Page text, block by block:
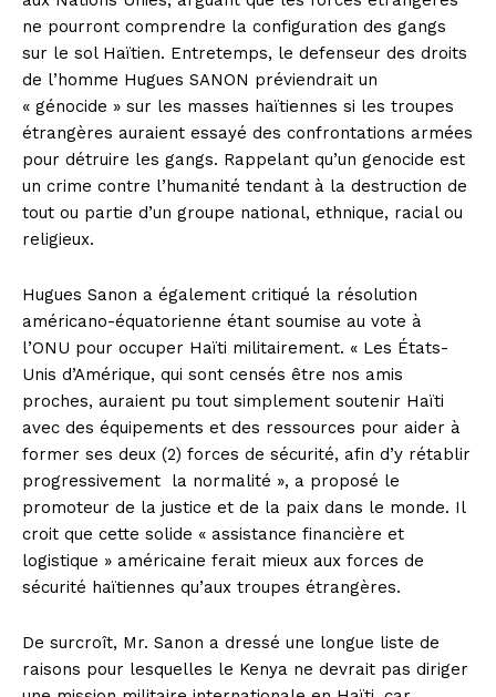
ne pourront comprendre la configuration des gangs
sur le sol Haïtien. Entretemps, le defenseur des droits
de l’homme Hugues SANON préviendrait un
« génocide » sur les masses haïtiennes si les troupes
étrangères auraient essayé des confrontations armées
pour détruire les gangs. Rappelant qu’un genocide est
un crime contre l’humanité tendant à la destruction de
tout ou partie d’un groupe national, ethnique, racial ou
religieux.
Hugues Sanon a également critiqué la résolution
américano-équatorienne étant soumise au vote à
l’ONU pour occuper Haïti militairement. « Les États-
Unis d’Amérique, qui sont censés être nos amis
proches, auraient pu tout simplement soutenir Haïti
avec des équipements et des ressources pour aider à
former ses deux (2) forces de sécurité, afin d’y rétablir
progressivement
la normalité », a proposé le
promoteur de la justice et de la paix dans le monde. Il
croit que cette solide « assistance financière et
logistique » américaine ferait mieux aux forces de
sécurité haïtiennes qu’aux troupes étrangères.
De surcroît, Mr. Sanon a dressé une longue liste de
raisons pour lesquelles le Kenya ne devrait pas diriger